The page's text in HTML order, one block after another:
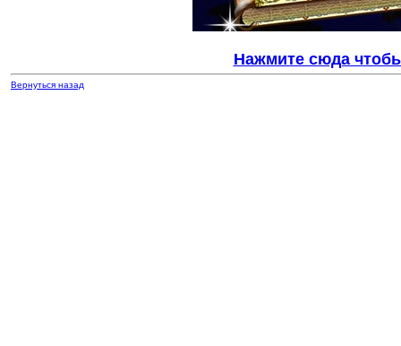
Нажмите сюда
Вернуться назад